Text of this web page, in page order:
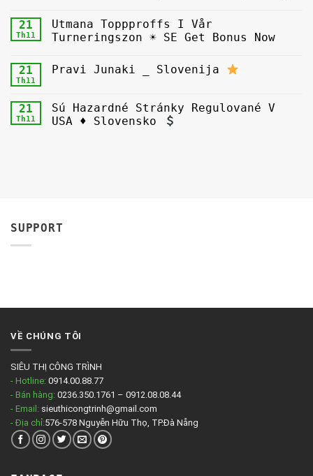
21
Th11
Utmana Toppproffs I Vår
Turneringszon ☀ SE Get Bonus Now
21
Th11
Pravi Junaki _ Slovenija
21
Th11
Sú Hazardné Stránky Regulované V
USA ♦ Slovensko
SUPPORT
VỀ CHÚNG TÔI
SIÊU THỊ CÔNG TRÌNH
- Hotline: 0914.00.88.77
- Bán hàng: 0236.350.1761 – 0912.08.08.44
- Email: sieuthicongtrinh@gmail.com
- Địa chỉ:576-578 Nguyễn Hữu Thọ, TP.Đà Nẵng